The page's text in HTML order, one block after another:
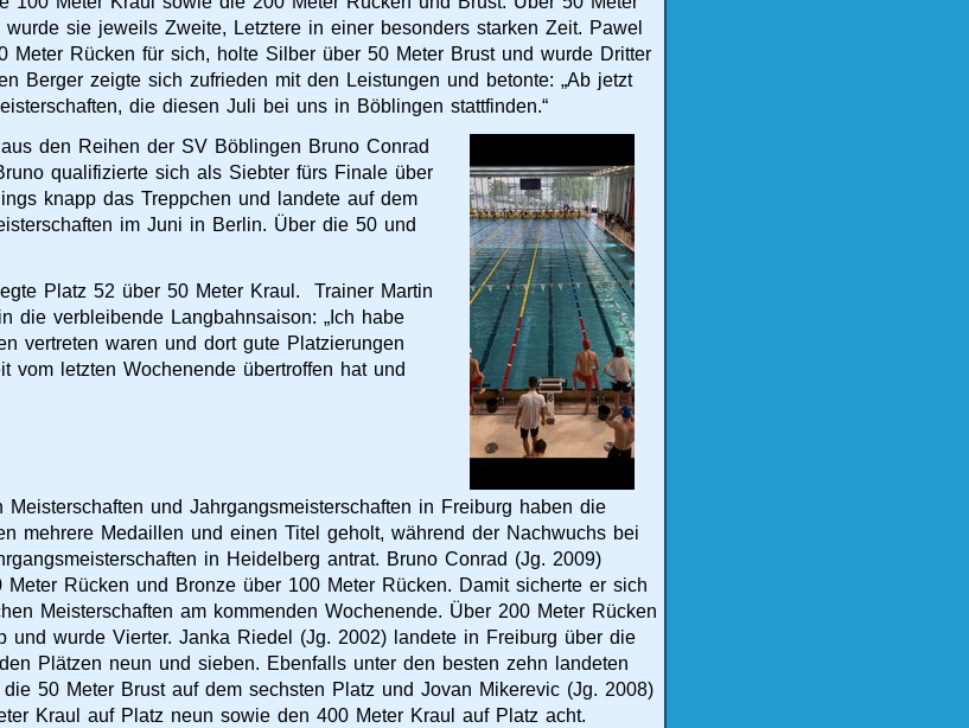
sie jeweils Zweite, Letztere in einer besonders starken Zeit. Pawel
Meter Rücken für sich, holte Silber über 50 Meter Brust und wurde Dritter
Berger zeigte sich zufrieden mit den Leistungen und betonte: „Ab jetzt
die diesen Juli bei uns in Böblingen stattfinden.“
den Reihen der SV Böblingen Bruno Conrad
qualifizierte sich als Siebter fürs Finale über
knapp das Treppchen und landete auf dem
im Juni in Berlin. Über die 50 und
Platz 52 über 50 Meter Kraul. Trainer Martin
die verbleibende Langbahnsaison: „Ich habe
vertreten waren und dort gute Platzierungen
vom letzten Wochenende übertroffen hat und
Meisterschaften und Jahrgangsmeisterschaften in Freiburg haben die
mehrere Medaillen und einen Titel geholt, während der Nachwuchs bei
in Heidelberg antrat. Bruno Conrad (Jg. 2009)
Rücken und Bronze über 100 Meter Rücken. Damit sicherte er sich
Meisterschaften am kommenden Wochenende. Über 200 Meter Rücken
und wurde Vierter. Janka Riedel (Jg. 2002) landete in Freiburg über die
Plätzen neun und sieben. Ebenfalls unter den besten zehn landeten
50 Meter Brust auf dem sechsten Platz und Jovan Mikerevic (Jg. 2008)
Kraul auf Platz neun sowie den 400 Meter Kraul auf Platz acht.